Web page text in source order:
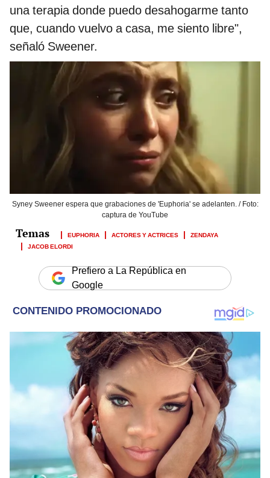
una terapia donde puedo desahogarme tanto
que, cuando vuelvo a casa, me siento libre",
señaló Sweener.
Syney Sweener espera que grabaciones de 'Euphoria' se adelanten. / Foto:
captura de YouTube
EUPHORIA ACTORES Y ACTRICES
ZENDAYA
JACOB ELORDI
Prefiero a La República en
Google